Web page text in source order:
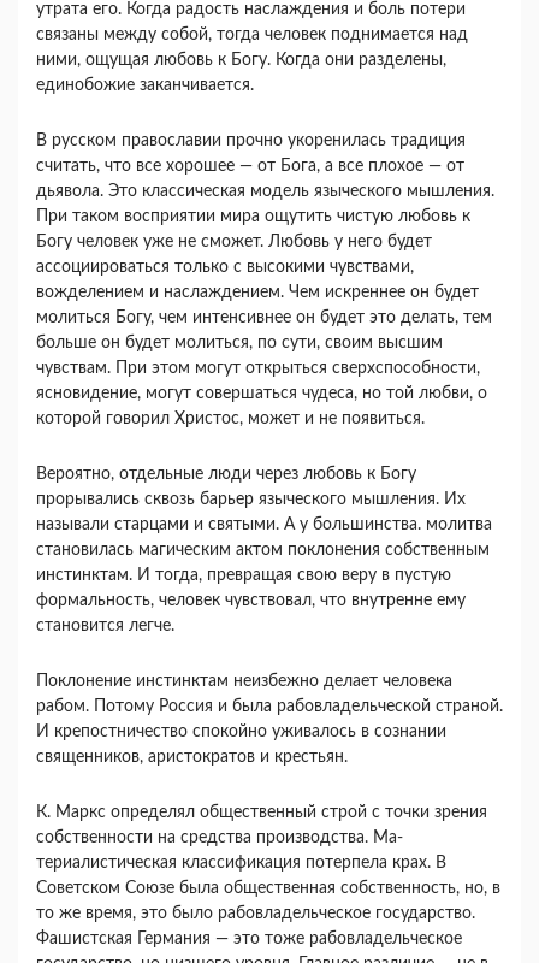
утрата его. Когда радость наслаждения и боль потери
связаны между собой, тогда человек поднимается над
ними, ощущая любовь к Богу. Когда они разделены,
единобожие заканчивается.
В русском православии прочно укоренилась тра­диция
считать, что все хорошее — от Бога, а все пло­хое — от
дьявола. Это классическая модель языче­ского мышления.
При таком восприятии мира ощу­тить чистую любовь к
Богу человек уже не сможет. Любовь у него будет
ассоциироваться только с высо­кими чувствами,
вожделением и наслаждением. Чем искреннее он будет
молиться Богу, чем интенсивнее он будет это делать, тем
больше он будет молиться, по сути, своим высшим
чувствам. При этом могут от­крыться сверхспособности,
ясновидение, могут со­вершаться чудеса, но той любви, о
которой говорил Христос, может и не появиться.
Вероятно, отдельные люди через любовь к Богу
прорывались сквозь барьер языческого мышления. Их
называли старцами и святыми. А у большинства. молитва
становилась магическим актом поклонения собственным
инстинктам. И тогда, превращая свою веру в пустую
формальность, человек чувствовал, что внутренне ему
становится легче.
Поклонение инстинктам неизбежно делает челове­ка
рабом. Потому Россия и была рабовладельческой страной.
И крепостничество спокойно уживалось в сознании
священников, аристократов и крестьян.
К. Маркс определял общественный строй с точки зрения
собственности на средства производства. Ма­
териалистическая классификация потерпела крах. В
Советском Союзе была общественная собствен­ность, но, в
то же время, это было рабовладельческое государство.
Фашистская Германия — это тоже рабо­владельческое